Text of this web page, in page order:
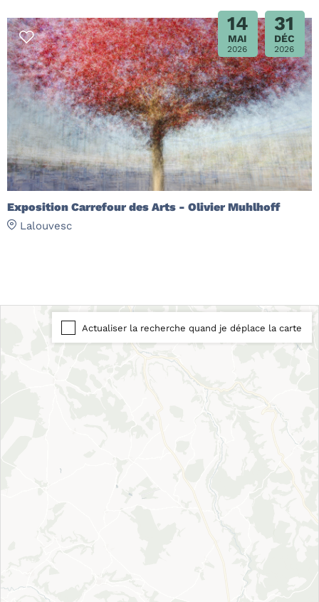
14
MAI
2026
31
DÉC
2026
Exposition Carrefour des Arts - Olivier Muhlhoff
Lalouvesc
Actualiser la recherche quand je déplace la carte